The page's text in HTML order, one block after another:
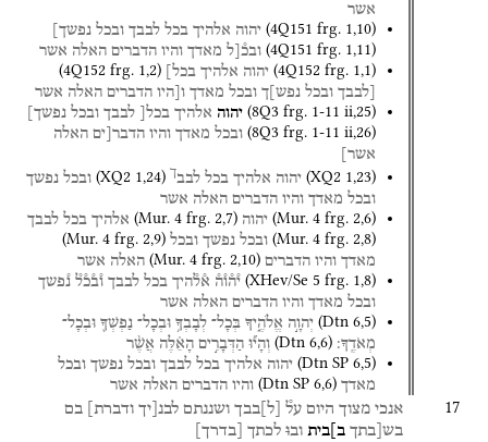
אשר
(4Q151 frg. 1,10) יהוה אלהיך בכל לבבך ובכל נפשך]
(4Q151 frg. 1,11) ובכ֯[ל מאדך והיו הדברים האלה אשר
(4Q152 frg. 1,1) יהוה אלהיך בכל] (4Q152 frg. 1,2)
[לבבך ובכל נפש]ך ובכל מאדך ו[היו הדברים האלה אשר
(8Q3 frg. 1-11 ii,25) יהוה אלהיך בכל[ לבבך ובכל נפשך]
(8Q3 frg. 1-11 ii,26) ובכל מאדך והיו הדבר[ים האלה
אשר]
(XQ2 1,23) יהוה אלהיך בכל לבבך (XQ2 1,24) ובכל נפשך
ובכל מאדך והיו הדברים האלה אשר
(Mur. 4 frg. 2,6) יהוה (Mur. 4 frg. 2,7) אלהיך בכל לבבך
(Mur. 4 frg. 2,8) ובכל נפשך ובכל (Mur. 4 frg. 2,9)
מאדך והיו הדברים (Mur. 4 frg. 2,10) האלה אשר
(XHev/Se 5 frg. 1,8) י֯ה֯ו֯ה֯ א֯ל֯היך בכל לבבך ו֯ב֯כ֯ל֯ נ֯פשך
ובכל מאדך והיו הדברים האלה אשר
(Dtn 6,5) יְהוָ֣ה אֱלֹהֶ֑יךָ בְּכָל־ לְבָבְךָ֥ וּבְכָל־ נַפְשְׁךָ֖ וּבְכָל־
מְאֹדֶֽךָ׃
(Dtn 6,6) וְהָי֞וּ הַדְּבָרִ֣ים הָאֵ֗לֶּה אֲשֶׁ֨ר
(Dtn SP 6,5) יהוה אלהיך בכל לבבך ובכל נפשך ובכל
מאדך
(Dtn SP 6,6) והיו הדברים האלה אשר
17 אנכי מצוך היום על֯ ל בבך ושננתם לבנ[יך ודברת]
בם
בש[בתך ב]בית ובו לכתך בדרך